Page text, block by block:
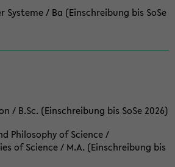
/ Ba (Einschreibung bis SoSe
/ B.Sc. (Einschreibung bis SoSe 2026)
Philosophy of Science /
of Science / M.A. (Einschreibung bis